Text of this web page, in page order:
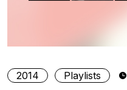
2014 Playlists